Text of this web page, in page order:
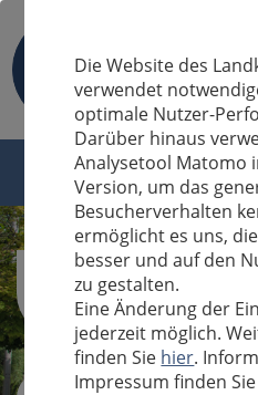
Sucheingabe
Die Website des
verwendet
optimale Nutzer-
Darüber hinaus
Analysetool Matomo
Version, um das
Besucherverhalten
ermöglicht es uns,
besser und auf den
zu gestalten.
Eine Änderung der
jederzeit möglich.
finden Sie hier.
Impressum finden Sie